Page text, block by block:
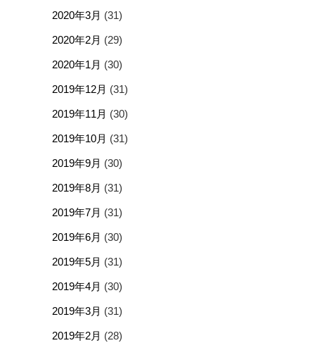
2020年3月 (31)
2020年2月 (29)
2020年1月 (30)
2019年12月 (31)
2019年11月 (30)
2019年10月 (31)
2019年9月 (30)
2019年8月 (31)
2019年7月 (31)
2019年6月 (30)
2019年5月 (31)
2019年4月 (30)
2019年3月 (31)
2019年2月 (28)